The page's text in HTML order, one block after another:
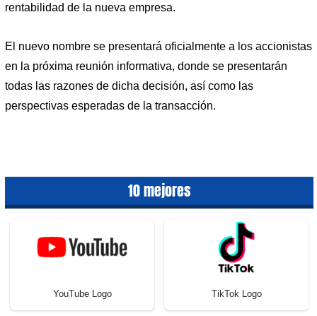
rentabilidad de la nueva empresa.
El nuevo nombre se presentará oficialmente a los accionistas
en la próxima reunión informativa, donde se presentarán
todas las razones de dicha decisión, así como las
perspectivas esperadas de la transacción.
10 mejores
YouTube Logo TikTok Logo